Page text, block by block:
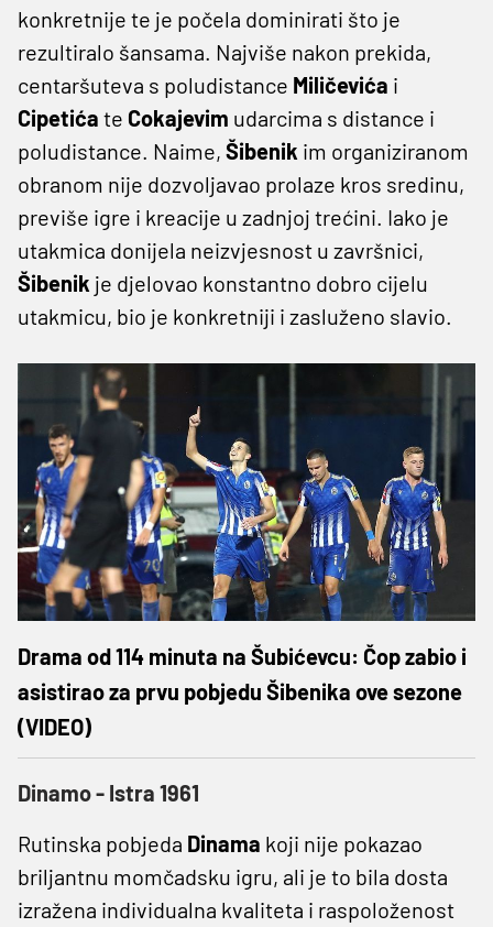
konkretnije te je počela dominirati što je
rezultiralo šansama. Najviše nakon prekida,
centaršuteva s poludistance Miličevića i
Cipetića te Cokajevim udarcima s distance i
poludistance. Naime, Šibenik im organiziranom
obranom nije dozvoljavao prolaze kros sredinu,
previše igre i kreacije u zadnjoj trećini. Iako je
utakmica donijela neizvjesnost u završnici,
Šibenik je djelovao konstantno dobro cijelu
utakmicu, bio je konkretniji i zasluženo slavio.
Drama od 114 minuta na Šubićevcu: Čop zabio i
asistirao za prvu pobjedu Šibenika ove sezone
(VIDEO)
Dinamo - Istra 1961
Rutinska pobjeda Dinama koji nije pokazao
briljantnu momčadsku igru, ali je to bila dosta
izražena individualna kvaliteta i raspoloženost